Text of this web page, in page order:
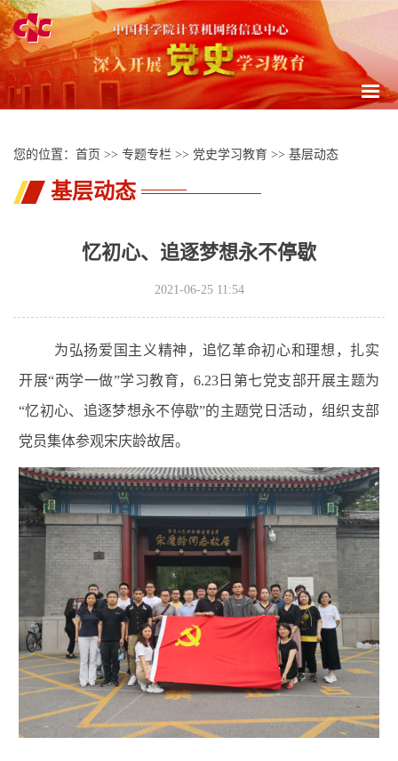
您的位置： 首页 >> 专题专栏 >> 党史学习教育 >> 基层动态
基层动态
忆初心、追逐梦想永不停歇
2021-06-25 11:54
为弘扬爱国主义精神，追忆革命初心和理想，扎实
开展“两学一做”学习教育，6.23日第七党支部开展主题为
“忆初心、追逐梦想永不停歇”的主题党日活动，组织支部
党员集体参观宋庆龄故居。